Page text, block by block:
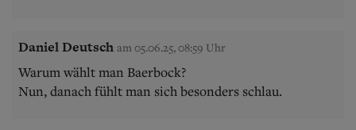
Daniel Deutsch am 05.06.25, 08:59 Uhr
Warum wählt man Baerbock?
Nun, danach fühlt man sich besonders schlau.